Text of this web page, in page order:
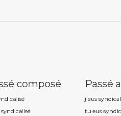
composé
é
é
Passé
j'eus
tu eus